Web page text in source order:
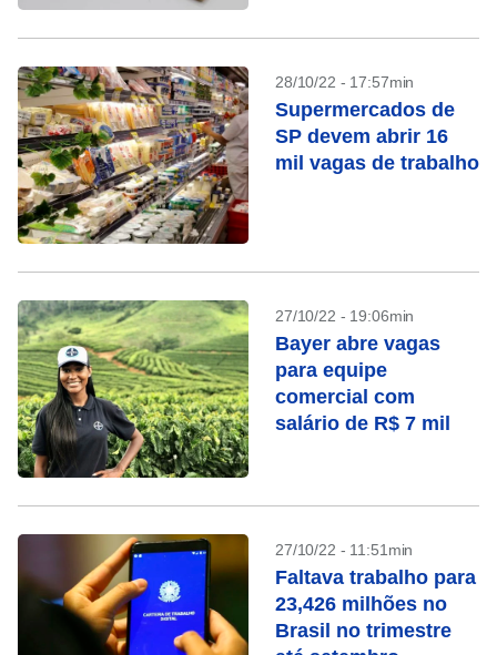
28/10/22 - 17:57min
Supermercados de
SP devem abrir 16
mil vagas de trabalho
27/10/22 - 19:06min
Bayer abre vagas
para equipe
comercial com
salário de R$ 7 mil
27/10/22 - 11:51min
Faltava trabalho para
23,426 milhões no
Brasil no trimestre